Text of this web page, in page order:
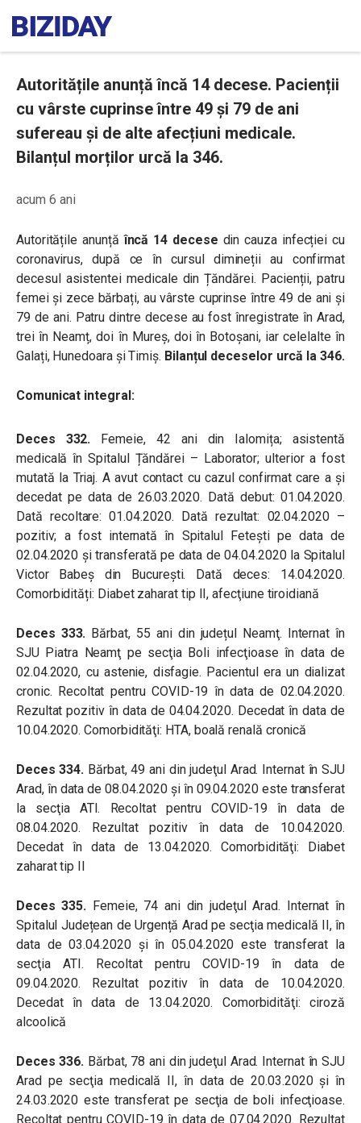
Autoritățile anunță încă 14 decese. Pacienții
cu vârste cuprinse între 49 și 79 de ani
sufereau și de alte afecțiuni medicale.
Bilanțul morților urcă la 346.
acum 6 ani
Autoritățile anunțăîncă 14 decese din cauza infecției cu
coronavirus, după ce în cursul dimineții au confirmat
decesul asistentei medicale din Țăndărei. Pacienții, patru
femei și zece bărbați, au vârste cuprinse între 49 de ani și
79 de ani. Patru dintre decese au fost înregistrate în Arad,
trei în Neamț, doi în Mureș, doi în Botoșani, iar celelalte în
Galați, Hunedoara și Timiș. Bilanțul deceselor urcă la 346.
Comunicat integral:
Deces 332. Femeie, 42 ani din Ialomița; asistentă
medicală în Spitalul Țăndărei – Laborator; ulterior a fost
mutată la Triaj. A avut contact cu cazul confirmat care a și
decedat pe data de 26.03.2020. Dată debut: 01.04.2020.
Dată recoltare: 01.04.2020. Dată rezultat: 02.04.2020 –
pozitiv; a fost internată în Spitalul Feteşti pe data de
02.04.2020 şi transferată pe data de 04.04.2020 la Spitalul
Victor Babeş din Bucureşti. Dată deces: 14.04.2020.
Comorbidități: Diabet zaharat tip II, afecţiune tiroidiană
Deces 333. Bărbat, 55 ani din județul Neamţ. Internat în
SJU Piatra Neamţ pe secţia Boli infecţioase în data de
02.04.2020, cu astenie, disfagie. Pacientul era un dializat
cronic. Recoltat pentru COVID-19 în data de 02.04.2020.
Rezultat pozitiv în data de 04.04.2020. Decedat în data de
10.04.2020. Comorbidităţi: HTA, boală renală cronică
Deces 334. Bărbat, 49 ani din judeţul Arad. Internat în SJU
Arad, în data de 08.04.2020 şi în 09.04.2020 este transferat
la secţia ATI. Recoltat pentru COVID-19 în data de
08.04.2020. Rezultat pozitiv în data de 10.04.2020.
Decedat în data de 13.04.2020. Comorbidităţi: Diabet
zaharat tip II
Deces 335. Femeie, 74 ani din judeţul Arad. Internat în
Spitalul Județean de Urgență Arad pe secţia medicală II, în
data de 03.04.2020 şi în 05.04.2020 este transferat la
secţia ATI. Recoltat pentru COVID-19 în data de
09.04.2020. Rezultat pozitiv în data de 10.04.2020.
Decedat în data de 13.04.2020. Comorbidităţi: ciroză
alcoolică
Deces 336. Bărbat, 78 ani din judeţul Arad. Internat în SJU
Arad pe secţia medicală II, în data de 20.03.2020 şi în
24.03.2020 este transferat pe secţia de boli infecţioase.
Recoltat pentru COVID-19 în data de 07.04.2020. Rezultat